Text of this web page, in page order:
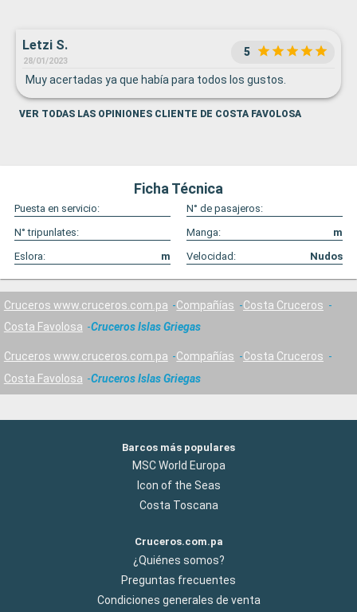
Letzi S.
28/01/2023
5
Muy acertadas ya que había para todos los gustos.
VER TODAS LAS OPINIONES CLIENTE DE COSTA FAVOLOSA
Ficha Técnica
Puesta en servicio:
N° de pasajeros:
N° tripunlates:
Manga:
m
Eslora:
m Velocidad: Nudos
Cruceros www.cruceros.com.pa Compañías
Costa Cruceros
Costa Favolosa
Cruceros Islas Griegas
Cruceros www.cruceros.com.pa Compañías
Costa Cruceros
Costa Favolosa
Cruceros Islas Griegas
Barcos más populares
MSC World Europa
Icon of the Seas
Costa Toscana
Cruceros.com.pa
¿Quiénes somos?
Preguntas frecuentes
Condiciones generales de venta